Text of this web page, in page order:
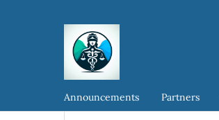
Announcements Partners